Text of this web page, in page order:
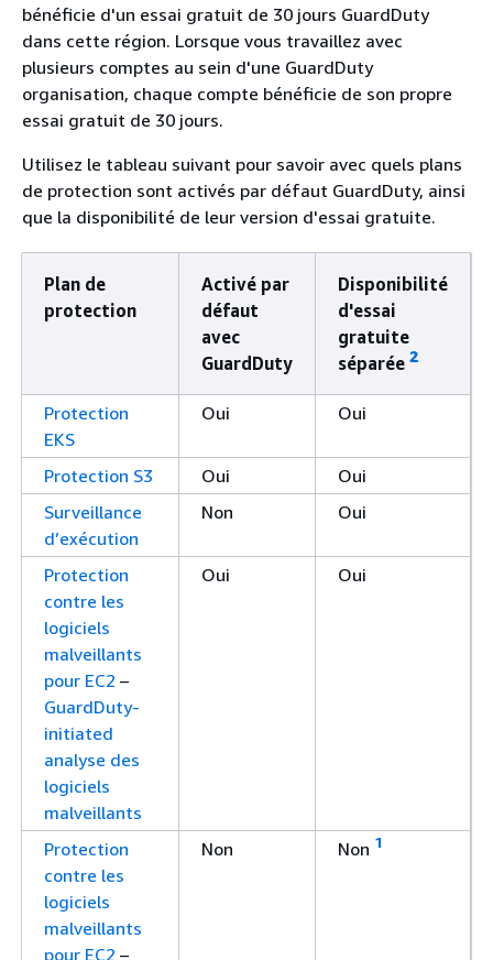
bénéficie d'un essai gratuit de 30 jours GuardDuty
dans cette région. Lorsque vous travaillez avec
plusieurs comptes au sein d'une GuardDuty
organisation, chaque compte bénéficie de son propre
essai gratuit de 30 jours.
Utilisez le tableau suivant pour savoir avec quels plans
de protection sont activés par défaut GuardDuty, ainsi
que la disponibilité de leur version d'essai gratuite.
Plan de
protection
Activé par
défaut
avec
GuardDuty
Disponibilité
d'essai
gratuite
séparée 2
Protection
EKS
Oui Oui
Protection S3 Oui
Oui
Surveillance
d’exécution
Non Oui
Protection
contre les
logiciels
malveillants
pour EC2 –
GuardDuty-
initiated
analyse des
logiciels
malveillants
Oui Oui
Protection
contre les
logiciels
malveillants
pour EC2 –
Non Non 1